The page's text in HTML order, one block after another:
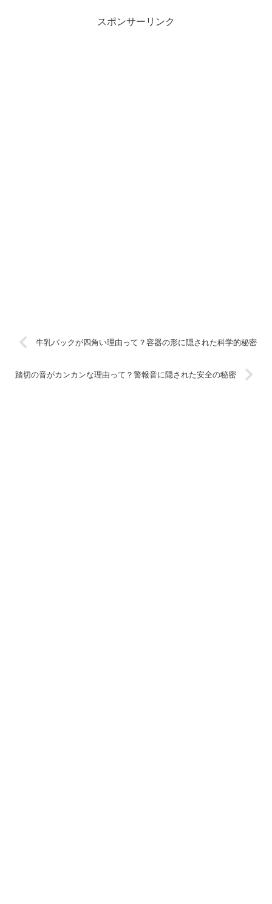
スポンサーリンク
牛乳パックが四角い理由って？容器の形に隠された科学的秘密
踏切の音がカンカンな理由って？警報音に隠された安全の秘密